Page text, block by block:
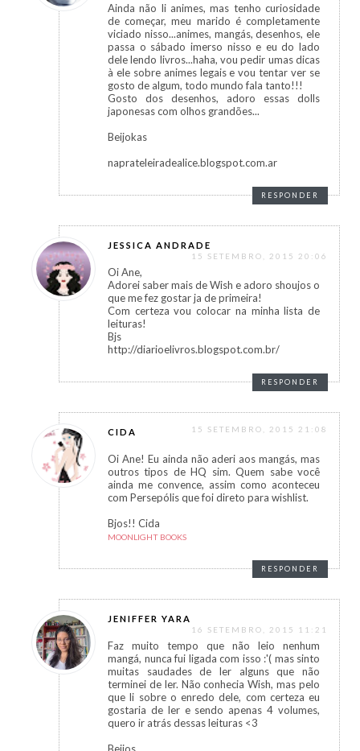
Ainda não li animes, mas tenho curiosidade
de começar, meu marido é completamente
viciado nisso...animes, mangás, desenhos, ele
passa o sábado imerso nisso e eu do lado
dele lendo livros...haha, vou pedir umas dicas
à ele sobre animes legais e vou tentar ver se
gosto de algum, todo mundo fala tanto!!!
Gosto dos desenhos, adoro essas dolls
japonesas com olhos grandões...
Beijokas
naprateleiradealice.blogspot.com.ar
RESPONDER
JESSICA ANDRADE
15 SETEMBRO, 2015 20:06
Oi Ane,
Adorei saber mais de Wish e adoro shoujos o
que me fez gostar ja de primeira!
Com certeza vou colocar na minha lista de
leituras!
Bjs
http://diarioelivros.blogspot.com.br/
RESPONDER
CIDA 15 SETEMBRO, 2015 21:08
Oi Ane! Eu ainda não aderi aos mangás, mas
outros tipos de HQ sim. Quem sabe você
ainda me convence, assim como aconteceu
com Persepólis que foi direto para wishlist.
Bjos!! Cida
MOONLIGHT BOOKS
RESPONDER
JENIFFER YARA
16 SETEMBRO, 2015 11:21
Faz muito tempo que não leio nenhum
mangá, nunca fui ligada com isso :'( mas sinto
muitas saudades de ler alguns que não
terminei de ler. Não conhecia Wish, mas pelo
que li sobre o enredo dele, com certeza eu
gostaria de ler e sendo apenas 4 volumes,
quero ir atrás dessas leituras <3